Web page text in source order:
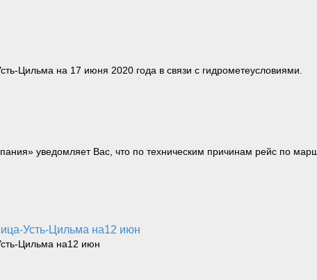
Цильма на 17 июня 2020 года в связи с гидрометеусловиями.
уведомляет Вас, что по техническим причинам рейс по
Усть-Цильма на12 июн
Цильма на12 июн